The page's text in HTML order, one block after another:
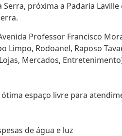
próxima a Padaria Laville
Professor Francisco
Limpo, Rodoanel, Raposo
Mercados,
espaço livre para
de água e luz